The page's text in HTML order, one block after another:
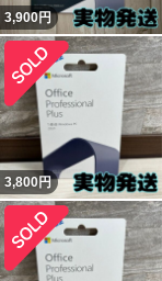
3,900円
3,800円